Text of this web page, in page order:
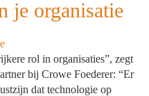
je organisatie
rol in organisaties”, zegt
bij Crowe Foederer: “Er
dat technologie op